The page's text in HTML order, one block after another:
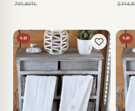
701,80TL
%21 %21